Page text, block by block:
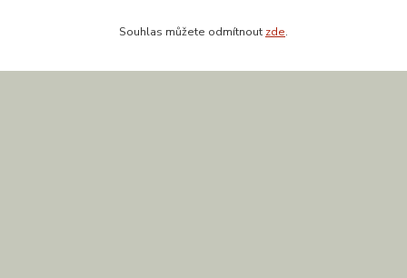
608 867 477
Souhlas můžete odmítnout zde.